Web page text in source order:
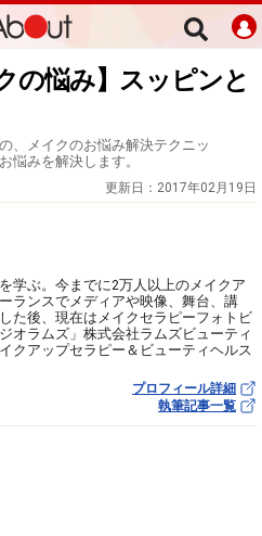
の悩み】スッピンと
、メイクのお悩み解決テクニッ
悩みを解決します。
更新日： 2017年02月19日
学ぶ。今までに2万人以上のメイクア
ランスでメディアや映像、舞台、講
た後、現在はメイクセラピーフォトビ
オラムズ」株式会社ラムズビューティ
クアップセラピー＆ビューティヘルス
プロフィール詳細
執筆記事一覧